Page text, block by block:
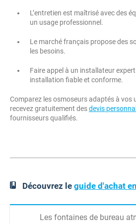
L’entretien est maîtrisé avec des
un usage professionnel.
Le marché français propose des
les besoins.
Faire appel à un installateur
installation fiable et conforme.
Comparez les osmoseurs adaptés à vos
recevez gratuitement desdevis
fournisseurs qualifiés.
Découvrez leguide d'achat
Les fontaines de bureau